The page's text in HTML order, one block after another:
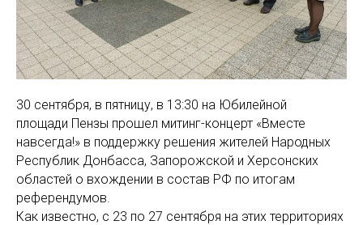
30 сентября, в пятницу, в 13:30 на Юбилейной
площади Пензы прошел митинг-концерт «Вместе
навсегда!» в поддержку решения жителей Народных
Республик Донбасса, Запорожской и Херсонских
областей о вхождении в состав РФ по итогам
референдумов.
Как известно, с 23 по 27 сентября на этих территориях